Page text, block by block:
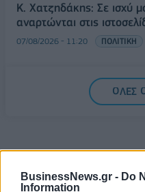
BusinessNews.gr - Do
Information
Κ. Χατζηδάκης: Σε ισχύ
αναρτώνται στις
07/08/2026 - 11:20 ΠΟΛΙΤΙΚΗ
ΟΛΕΣ